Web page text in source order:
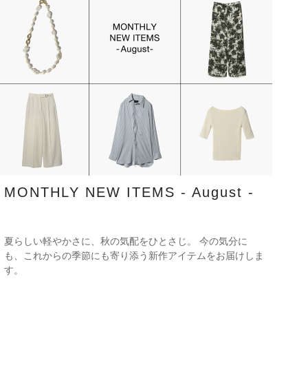
MONTHLY NEW ITEMS - August -
夏らしい軽やかさに、秋の気配をひとさじ。 今の気分に
も、これからの季節にも寄り添う新作アイテムをお届けしま
す。